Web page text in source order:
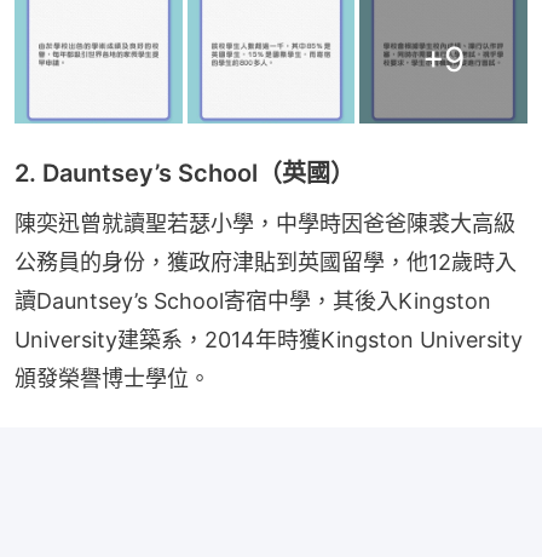
+9
2. Dauntsey’s School（英國）
陳奕迅曾就讀聖若瑟小學，中學時因爸爸陳裘大高級
公務員的身份，獲政府津貼到英國留學，他12歲時入
讀Dauntsey’s School寄宿中學，其後入Kingston
University建築系，2014年時獲Kingston University
頒發榮譽博士學位。